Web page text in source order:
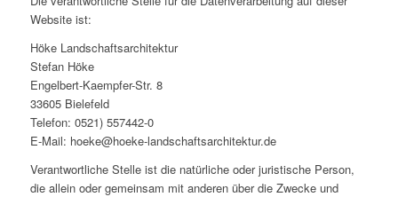
Website ist:
Höke Landschaftsarchitektur
Stefan Höke
Engelbert-Kaempfer-Str. 8
33605 Bielefeld
Telefon: 0521) 557442-0
E-Mail: hoeke@hoeke-landschaftsarchitektur.de
Verantwortliche Stelle ist die natürliche oder juristische Person,
die allein oder gemeinsam mit anderen über die Zwecke und